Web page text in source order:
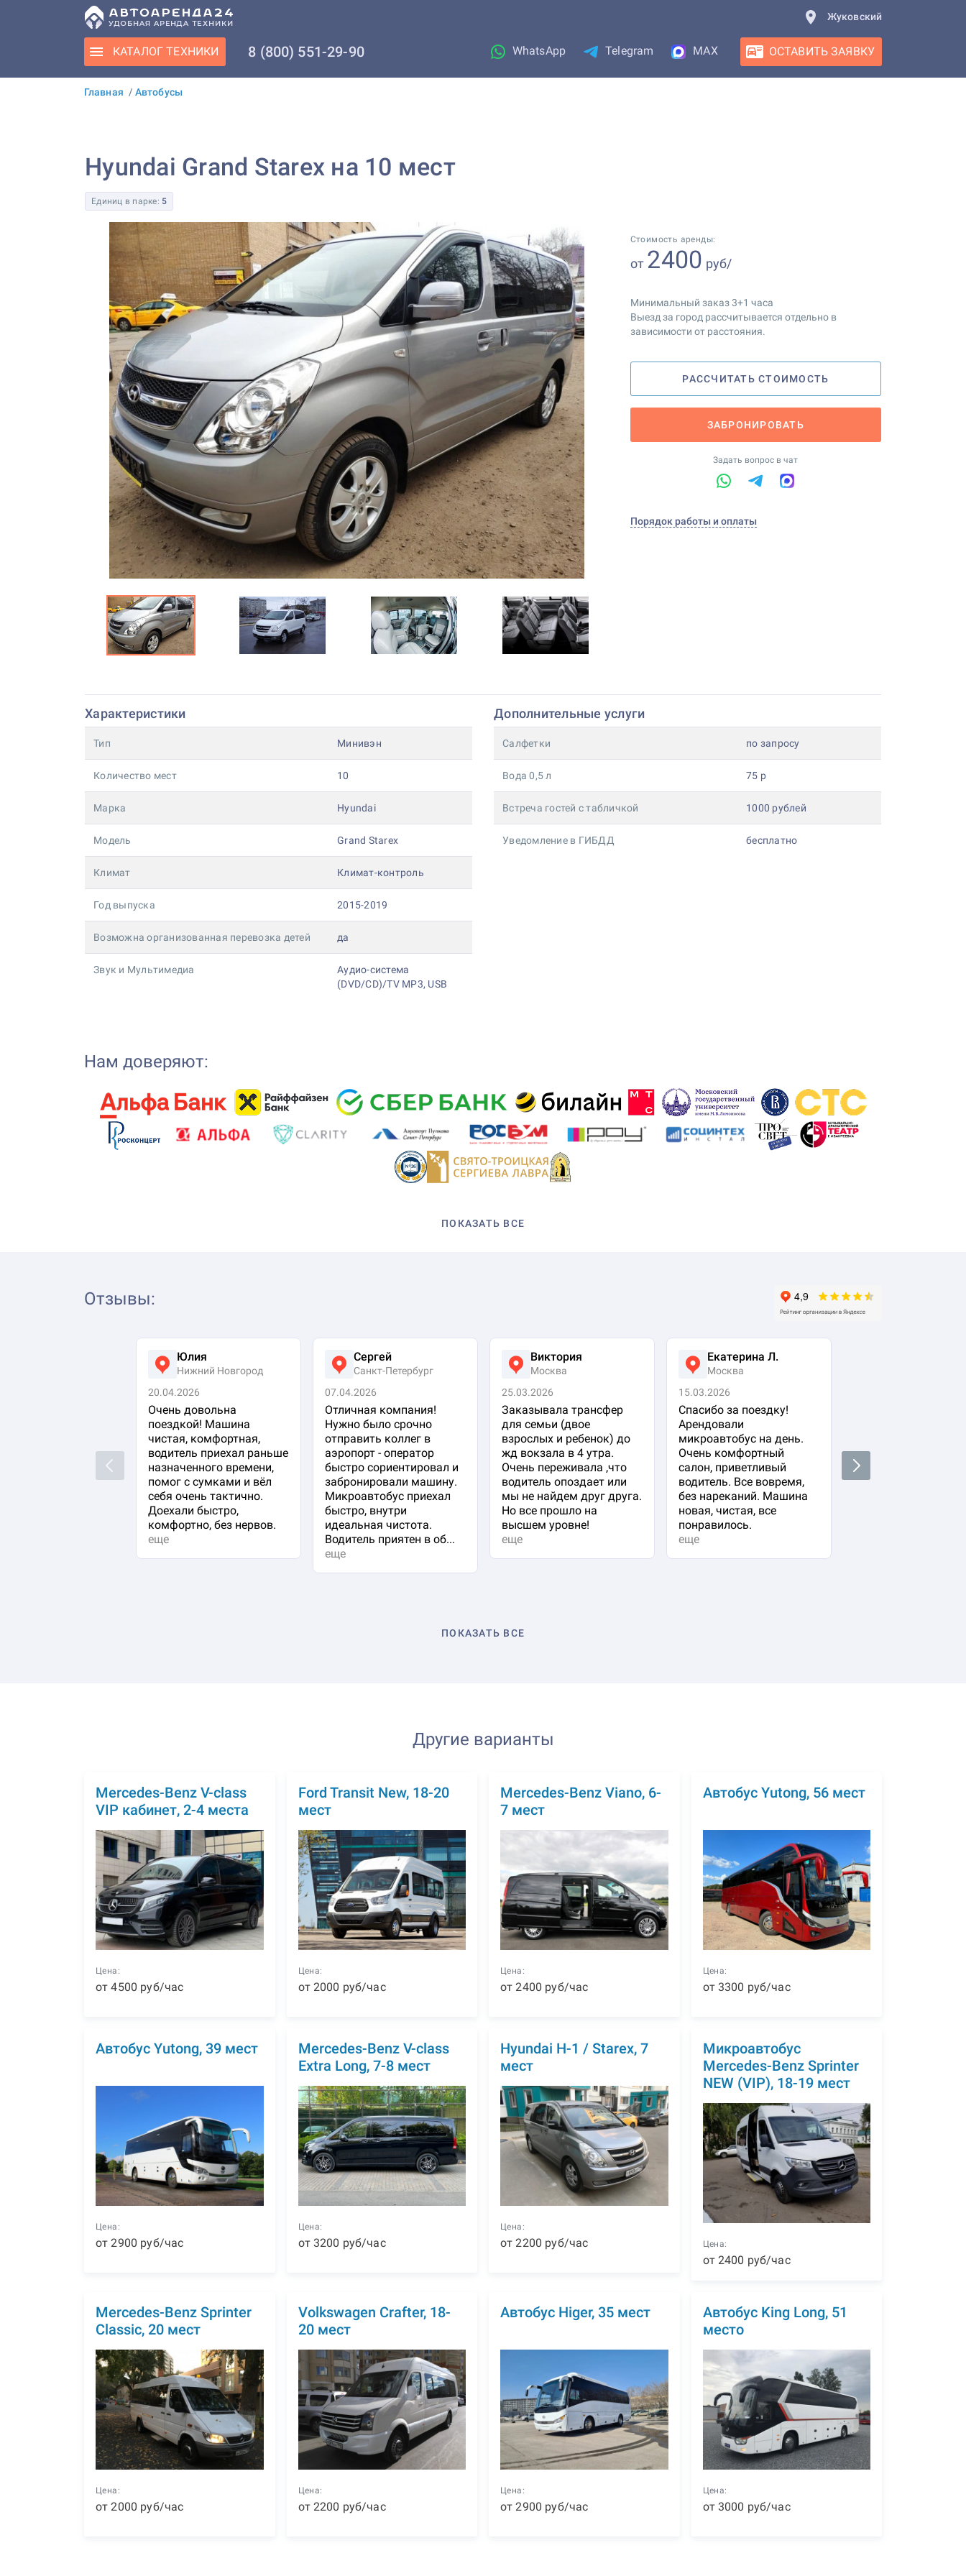
Жуковский
КАТАЛОГ ТЕХНИКИ 8 (800) 551-29-90 WhatsApp Telegram MAX ОСТАВИТЬ ЗАЯВКУ
Главная / Автобусы
Hyundai Grand Starex на 10 мест
Единиц в парке: 5
Стоимость аренды:
от 2400 руб/
Минимальный заказ 3+1 часа
Выезд за город рассчитывается отдельно в
зависимости от расстояния.
РАССЧИТАТЬ СТОИМОСТЬ
ЗАБРОНИРОВАТЬ
Задать вопрос в чат
Порядок работы и оплаты
Характеристики
Тип Минивэн
Количество мест 10
Марка Hyundai
Модель Grand Starex
Климат Климат-контроль
Год выпуска 2015-2019
Возможна организованная перевозка детей да
Звук и Мультимедиа
Аудио-система
(DVD/CD)/TV MP3, USB
Дополнительные услуги
Салфетки по запросу
Вода 0,5 л 75 р
Встреча гостей с табличкой 1000 рублей
Уведомление в ГИБДД бесплатно
Нам доверяют:
ПОКАЗАТЬ ВСЕ
Отзывы:
Previous
Юлия
Нижний Новгород
20.04.2026
Очень довольна
поездкой! Машина
чистая, комфортная,
водитель приехал раньше
назначенного времени,
помог с сумками и вёл
себя очень тактично.
Доехали быстро,
комфортно, без нервов.
еще
Сергей
Санкт-Петербург
07.04.2026
Отличная компания!
Нужно было срочно
отправить коллег в
аэропорт - оператор
быстро сориентировал и
забронировали машину.
Микроавтобус приехал
быстро, внутри
идеальная чистота.
Водитель приятен в об...
еще
Виктория
Москва
25.03.2026
Заказывала трансфер
для семьи (двое
взрослых и ребенок) до
жд вокзала в 4 утра.
Очень переживала ,что
водитель опоздает или
мы не найдем друг друга.
Но все прошло на
высшем уровне!
еще
Екатерина Л.
Москва
15.03.2026
Спасибо за поездку!
Арендовали
микроавтобус на день.
Очень комфортный
салон, приветливый
водитель. Все вовремя,
без нареканий. Машина
новая, чистая, все
понравилось.
еще
очень довольна!
Водитель водит
плавно и аккуратно,
Next
ПОКАЗАТЬ ВСЕ
Другие варианты
Mercedes-Benz V-class
VIP кабинет, 2-4 места
Цена:
от4500 руб/час
Ford Transit New, 18-20
мест
Цена:
от 2000 руб/час
Mercedes-Benz Viano, 6-
7 мест
Цена:
от2400 руб/час
Автобус Yutong, 56 мест
Цена:
от 3300 руб/час
Автобус Yutong, 39 мест
Цена:
от2900 руб/час
Mercedes-Benz V-class
Extra Long, 7-8 мест
Цена:
от 3200 руб/час
Hyundai H-1 / Starex, 7
мест
Цена:
от2200 руб/час
Микроавтобус
Mercedes-Benz Sprinter
NEW (VIP), 18-19 мест
Цена:
от 2400 руб/час
Mercedes-Benz Sprinter
Classic, 20 мест
Цена:
от2000 руб/час
Volkswagen Crafter, 18-
20 мест
Цена:
от 2200 руб/час
Автобус Higer, 35 мест
Цена:
от2900 руб/час
Автобус King Long, 51
место
Цена:
от 3000 руб/час